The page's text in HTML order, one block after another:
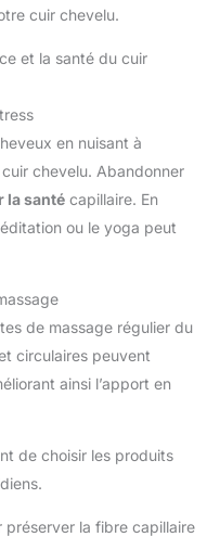
cuir chevelu.
et la santé du cuir
en nuisant à
chevelu. Abandonner
la santé capillaire. En
ou le yoga peut
de massage régulier du
circulaires peuvent
ainsi l’apport en
de choisir les produits
la fibre capillaire